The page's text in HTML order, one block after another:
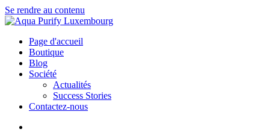
Se rendre au contenu
Page d'accueil
Boutique
Blog
Société
Actualités
Success Stories
Contactez-nous